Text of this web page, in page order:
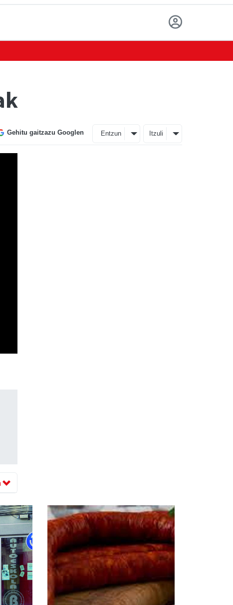
Gehitu gaitzazu Googlen Entzun Itzuli